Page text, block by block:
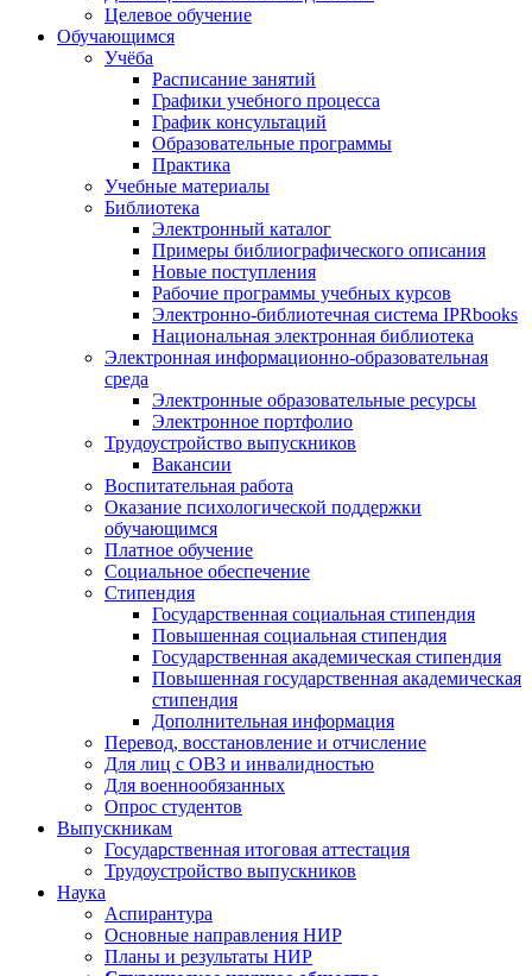
Целевое обучение
Обучающимся
Учёба
Расписание занятий
Графики учебного процесса
График консультаций
Образовательные программы
Практика
Учебные материалы
Библиотека
Электронный каталог
Примеры библиографического описания
Новые поступления
Рабочие программы учебных курсов
Электронно-библиотечная система IPRbooks
Национальная электронная библиотека
Электронная информационно-образовательная
среда
Электронные образовательные ресурсы
Электронное портфолио
Трудоустройство выпускников
Вакансии
Воспитательная работа
Оказание психологической поддержки
обучающимся
Платное обучение
Социальное обеспечение
Стипендия
Государственная социальная стипендия
Повышенная социальная стипендия
Государственная академическая стипендия
Повышенная государственная академическая
стипендия
Дополнительная информация
Перевод, восстановление и отчисление
Для лиц с ОВЗ и инвалидностью
Для военнообязанных
Опрос студентов
Выпускникам
Государственная итоговая аттестация
Трудоустройство выпускников
Наука
Аспирантура
Основные направления НИР
Планы и результаты НИР